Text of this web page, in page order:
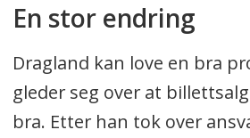
En stor endring
Dragland kan love en bra
gleder seg over at
bra. Etter han tok over